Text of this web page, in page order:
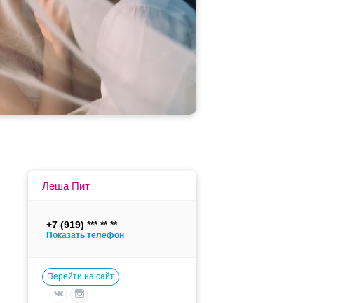
Лёша Пит
+7 (919)
Показать телефон
Перейти на сайт